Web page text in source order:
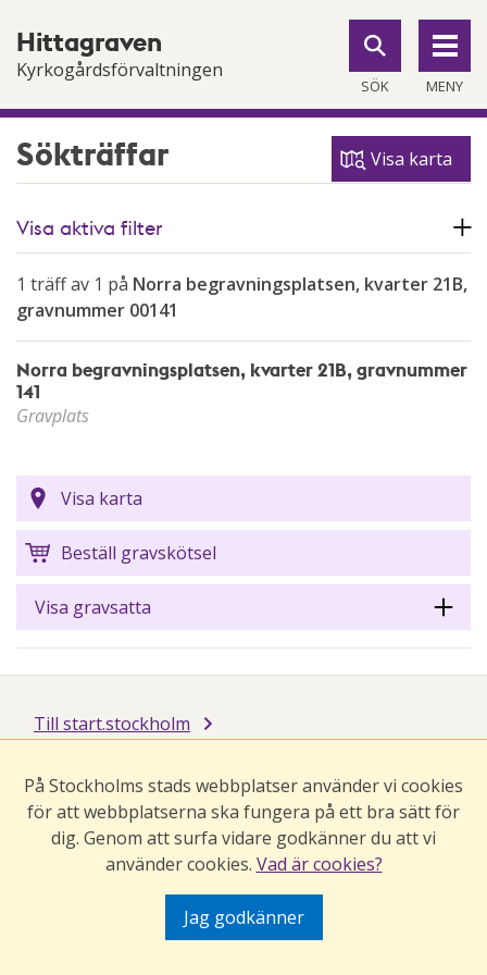
navigationen
innehållet
Hittagraven
Kyrkogårdsförvaltningen
SÖK MENY
Sökträffar Visa karta
Visa aktiva filter
1 träff av 1 på Norra begravningsplatsen, kvarter 21B,
gravnummer 00141
Norra begravningsplatsen, kvarter 21B, gravnummer
141
Gravplats
Visa karta
Beställ gravskötsel
Visa gravsatta
Till start.stockholm
På Stockholms stads webbplatser använder vi cookies
för att webbplatserna ska fungera på ett bra sätt för
dig. Genom att surfa vidare godkänner du att vi
använder cookies. Vad är cookies?
Jag godkänner